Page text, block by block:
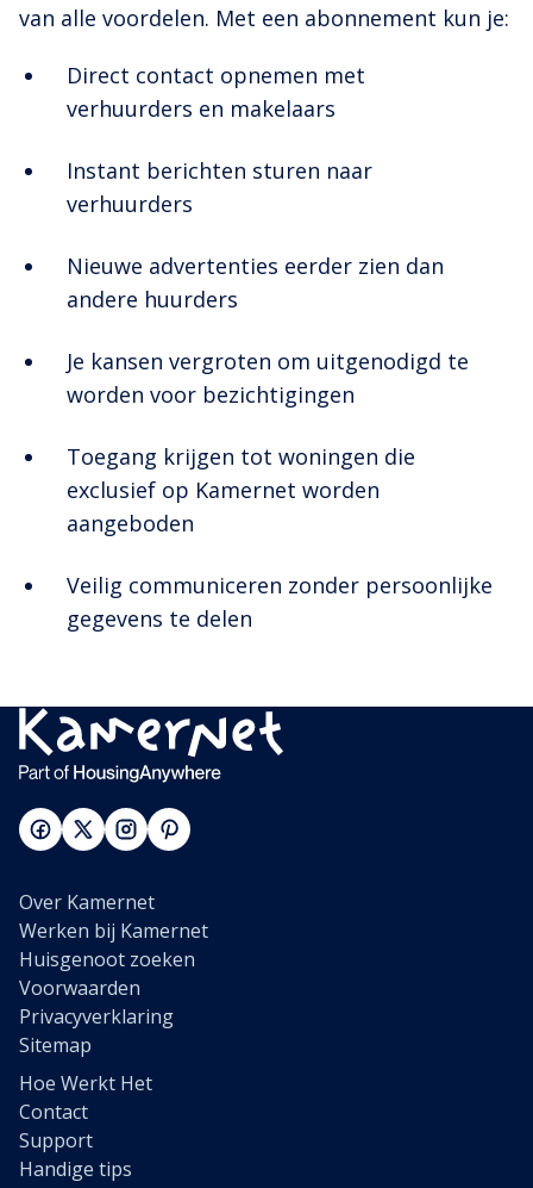
van alle voordelen. Met een abonnement kun je:
Direct contact opnemen met
verhuurders en makelaars
Instant berichten sturen naar
verhuurders
Nieuwe advertenties eerder zien dan
andere huurders
Je kansen vergroten om uitgenodigd te
worden voor bezichtigingen
Toegang krijgen tot woningen die
exclusief op Kamernet worden
aangeboden
Veilig communiceren zonder persoonlijke
gegevens te delen
Over Kamernet
Werken bij Kamernet
Huisgenoot zoeken
Voorwaarden
Privacyverklaring
Sitemap
Hoe Werkt Het
Contact
Support
Handige tips